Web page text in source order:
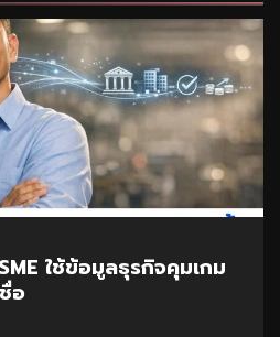
ใช้ข้อมูลธุรกิจคุมเกม
อ